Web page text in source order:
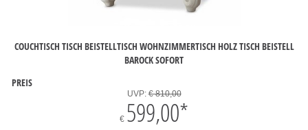
COUCHTISCH TISCH BEISTELLTISCH WOHNZIMMERTISCH HOLZ TISCH BEISTELL
BAROCK SOFORT
PREIS
UVP:€ 810,00
€ 599,00*